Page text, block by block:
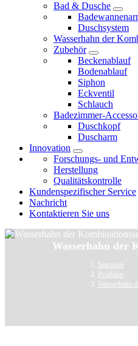
Bad & Dusche
Duschsystem
Wasserhahn der
Zubehör
Beckenablauf
Bodenablauf
Siphon
Eckventil
Schlauch
Badezimmer-
Duschkopf
Duscharm
Innovation
Forschungs- und
Herstellung
Qualitätskontrolle
Kundenspezifischer Service
Nachricht
Kontaktieren Sie uns
Wasserhahn der
Startseite
Produkte
Wasserhahn